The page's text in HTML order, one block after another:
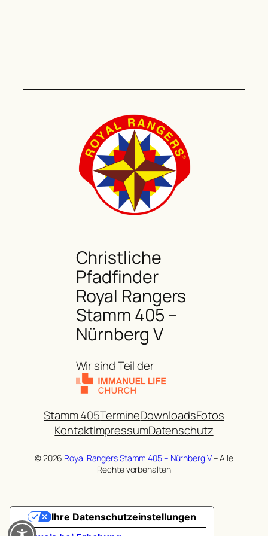
Christliche
Pfadfinder
Royal Rangers
Stamm 405 –
Nürnberg V
Wir sind Teil der
Stamm 405TermineDownloadsFotos
KontaktImpressumDatenschutz
© 2026 Royal Rangers Stamm 405 – Nürnberg V– Alle
Rechte vorbehalten
Ihre Datenschutzeinstellungen